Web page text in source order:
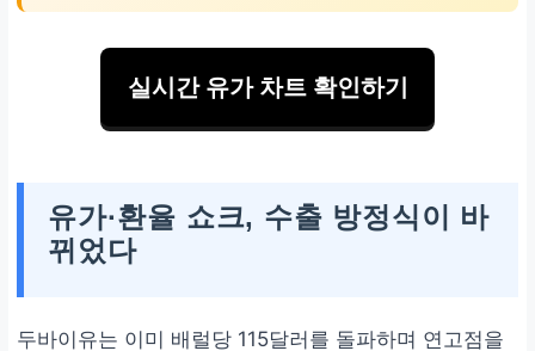
코스피 2,300선 붕괴 가능성
실시간 유가 차트 확인하기
유가·환율 쇼크, 수출 방정식이 바
뀌었다
두바이유는 이미 배럴당 115달러를 돌파하며 연고점을